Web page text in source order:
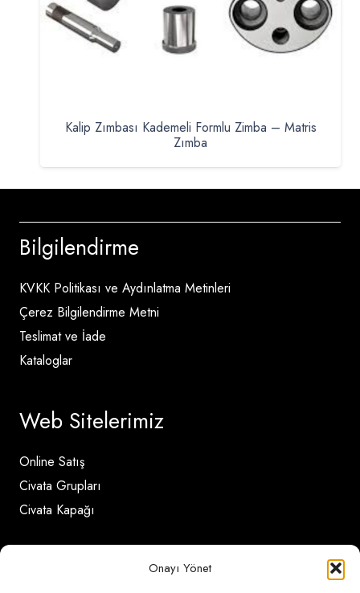
Onayı Yönet
Kalip Zımbası Kademeli Formlu Zimba – Matris
Zımba
Bilgilendirme
KVKK Politikası ve Aydınlatma Metinleri
Çerez Bilgilendirme Metni
Teslimat ve İade
Kataloglar
Web Sitelerimiz
Online Satış
Civata Grupları
Civata Kapağı
İletişim Detayları